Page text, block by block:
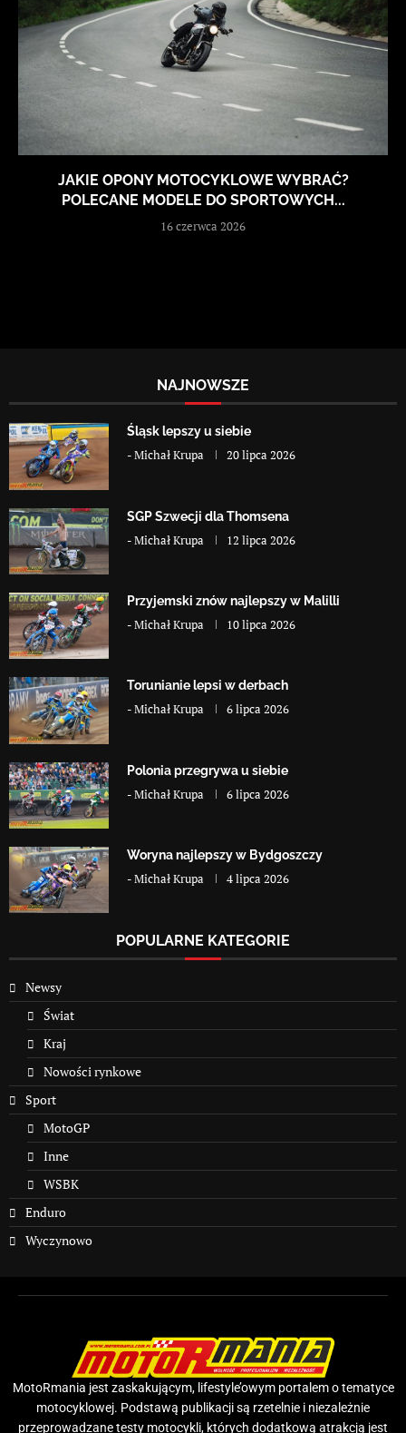
JAKIE OPONY MOTOCYKLOWE WYBRAĆ?
POLECANE MODELE DO SPORTOWYCH...
16 czerwca 2026
NAJNOWSZE
Śląsk lepszy u siebie
-Michał Krupa 20 lipca 2026
SGP Szwecji dla Thomsena
-Michał Krupa 12 lipca 2026
Przyjemski znów najlepszy w Malilli
-Michał Krupa 10 lipca 2026
Torunianie lepsi w derbach
-Michał Krupa 6 lipca 2026
Polonia przegrywa u siebie
-Michał Krupa 6 lipca 2026
Woryna najlepszy w Bydgoszczy
-Michał Krupa 4 lipca 2026
POPULARNE KATEGORIE
Newsy
Świat
Kraj
Nowości rynkowe
Sport
MotoGP
Inne
WSBK
Enduro
Wyczynowo
MotoRmania jest zaskakującym, lifestyle’owym portalem o tematyce
motocyklowej. Podstawą publikacji są rzetelnie i niezależnie
przeprowadzane testy motocykli, których dodatkową atrakcją jest